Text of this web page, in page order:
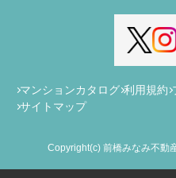
マンションカタログ 利用規約
サイトマップ
Copyright(c) 前橋みなみ不動